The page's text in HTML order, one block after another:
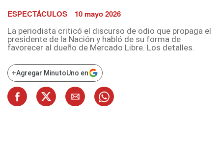
ESPECTÁCULOS 10 mayo 2026
La periodista criticó el discurso de odio que propaga el
presidente de la Nación y habló de su forma de
favorecer al dueño de Mercado Libre. Los detalles.
+Agregar MinutoUno en